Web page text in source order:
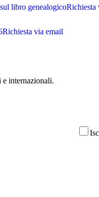
libro genealogicoRichiesta
Richiesta via email
internazionali.